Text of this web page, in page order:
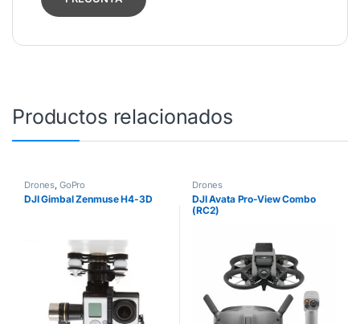
Productos relacionados
Drones, GoPro
DJI Gimbal Zenmuse H4-3D
Drones
DJI Avata Pro-View Combo
(RC2)